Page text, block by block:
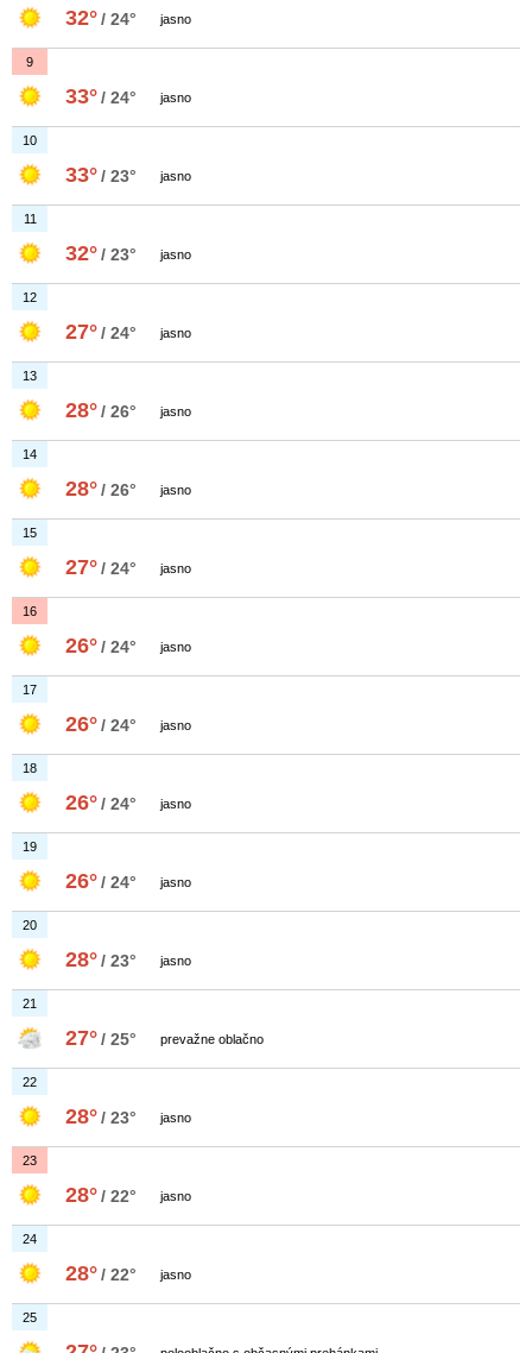
32°/ 24° jasno
9
33°/ 24° jasno
10
33°/ 23° jasno
11
32°/ 23° jasno
12
27°/ 24° jasno
13
28°/ 26° jasno
14
28°/ 26° jasno
15
27°/ 24° jasno
16
26°/ 24° jasno
17
26°/ 24° jasno
18
26°/ 24° jasno
19
26°/ 24° jasno
20
28°/ 23° jasno
21
27°/ 25° prevažne oblačno
22
28°/ 23° jasno
23
28°/ 22° jasno
24
28°/ 22° jasno
25